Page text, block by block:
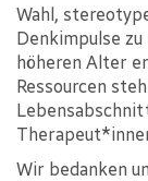
Wahl,
Denkimpulse
höheren Alter
Ressourcen
Wir bedanken